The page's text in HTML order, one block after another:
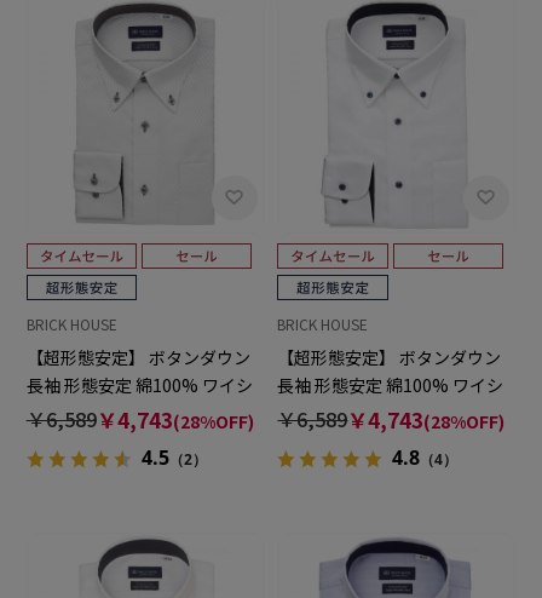
BRICK HOUSE
【超形態安定】 ボタンダウン
長袖 形態安定 綿100% ワイシ
ャツ
￥6,589￥4,743(28%OFF)
4.5（2）
BRICK HOUSE
【超形態安定】 ボタンダウン
長袖 形態安定 綿100% ワイシ
ャツ
￥6,589￥4,743(28%OFF)
4.8 （4）